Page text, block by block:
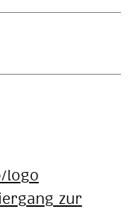
logo
zur